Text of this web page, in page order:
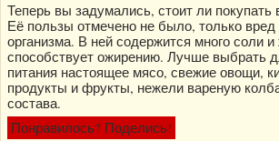
Теперь вы задумались, стоит ли покупать
Её пользы отмечено не было, только
организма. В ней содержится много соли
способствует ожирению. Лучше выбрать
питания настоящее мясо, свежие овощи,
продукты и фрукты, нежели вареную
состава.
Понравилось? Поделись!